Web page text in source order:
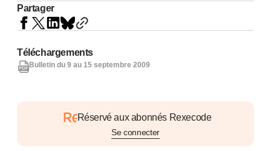
Partager
Réservé aux abonnés Rexecode
Se connecter
Téléchargements
Bulletin du 9 au 15 septembre 2009